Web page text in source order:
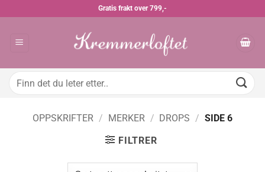
Gratis frakt over 799,-
Søk
OPPSKRIFTER / MERKER / DROPS / SIDE 6
FILTRER